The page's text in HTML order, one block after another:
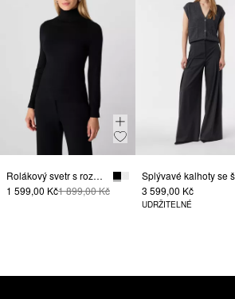
Rolákový svetr s rozparky na rukávu
1 599,00 Kč1 899,00 Kč
3 599,00 Kč
UDRŽITELNÉ